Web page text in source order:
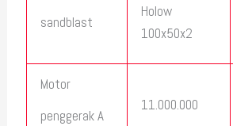
sandblast
Holow
100x50x2
Motor
penggerak A
11.000.000